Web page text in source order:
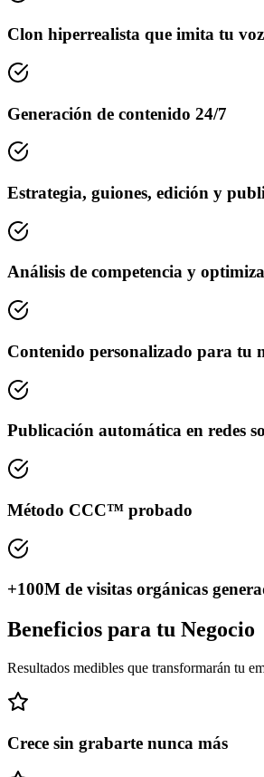
Clon hiperrealista que imita tu
Generación de contenido 24/7
Estrategia, guiones, edición y
Análisis de competencia y
Contenido personalizado para tu
Publicación automática en redes
Método CCC™ probado
+100M de visitas orgánicas
Beneficios para tu Negocio
Resultados medibles que transformarán tu
Crece sin grabarte nunca más